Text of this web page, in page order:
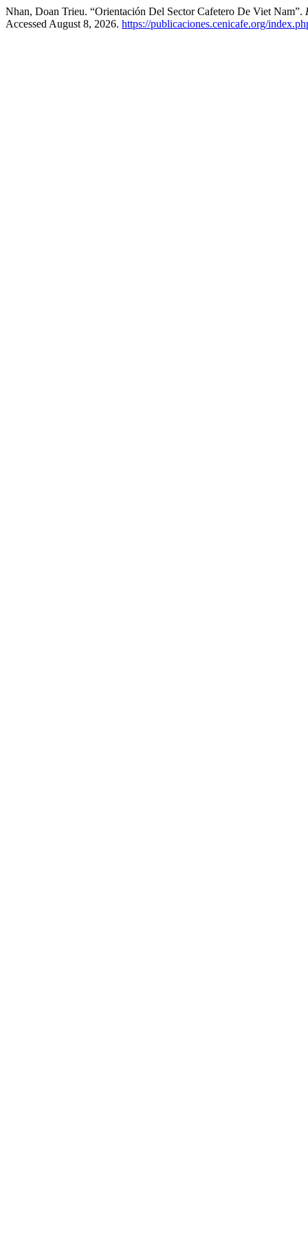
Nhan, Doan Trieu. “Orientación Del Sector Cafetero De Viet Nam”.
Accessed August 8, 2026. https://publicaciones.cenicafe.org/